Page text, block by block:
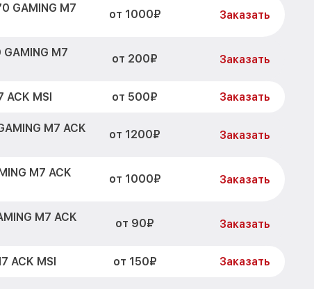
GAMING M7
от 1000₽ Заказать
M7
от 200₽ Заказать
ACK MSI от 500₽ Заказать
M7 ACK
от 1200₽ Заказать
M7 ACK
от 1000₽ Заказать
M7 ACK
от 90₽ Заказать
ACK MSI от 150₽ Заказать